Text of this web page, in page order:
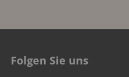
Folgen Sie uns